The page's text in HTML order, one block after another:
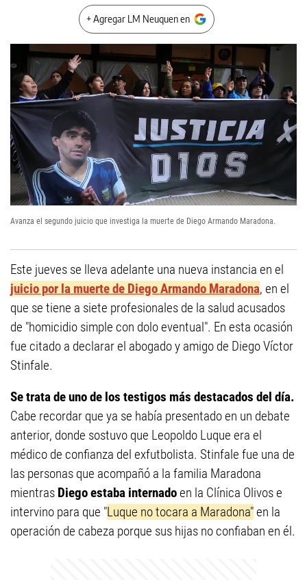
+ Agregar LM Neuquen en
Avanza el segundo juicio que investiga la muerte de Diego Armando Maradona.
Este jueves se lleva adelante una nueva instancia en el
juicio por la muerte de Diego Armando Maradona, en el
que se tiene a siete profesionales de la salud acusados
de "homicidio simple con dolo eventual". En esta ocasión
fue citado a declarar el abogado y amigo de Diego Víctor
Stinfale.
Se trata de uno de los testigos más destacados del día.
Cabe recordar que ya se había presentado en un debate
anterior, donde sostuvo que Leopoldo Luque era el
médico de confianza del exfutbolista. Stinfale fue una de
las personas que acompañó a la familia Maradona
mientras Diego estaba internadoen la Clínica Olivos e
intervino para que "Luque no tocara a Maradona"en la
operación de cabeza porque sus hijas no confiaban en él.